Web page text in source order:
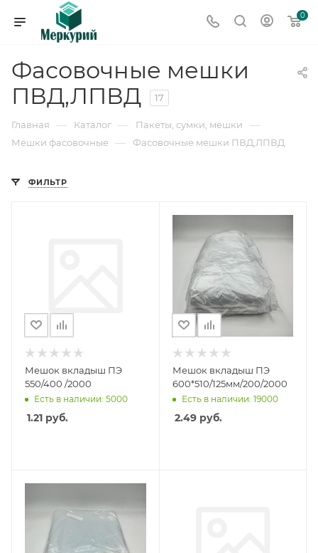
0
Фасовочные мешки
ПВД,ЛПВД
17
Главная — Каталог — Пакеты, сумки, мешки —
Мешки фасовочные — Фасовочные мешки ПВД,ЛПВД
ФИЛЬТР
Мешок вкладыш ПЭ
550/400 /2000
Есть в наличии: 5000
1.21 руб.
Мешок вкладыш ПЭ
600*510/125мм/200/2000
Есть в наличии: 19000
2.49руб.